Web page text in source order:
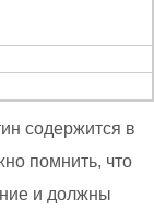
содержится в
помнить, что
и должны